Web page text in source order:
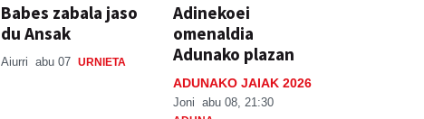
Babes zabala jaso
du Ansak
Aiurri abu 07 URNIETA
Adinekoei
omenaldia
Adunako plazan
ADUNAKO JAIAK 2026
Joni abu 08, 21:30